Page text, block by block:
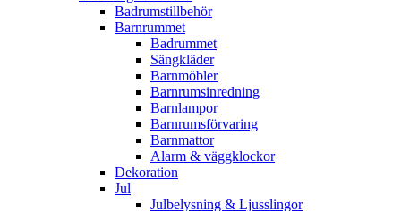
Badrumstillbehör
Barnrummet
Badrummet
Sängkläder
Barnmöbler
Barnrumsinredning
Barnlampor
Barnrumsförvaring
Barnmattor
Alarm & väggklockor
Dekoration
Jul
Julbelysning & Ljusslingor